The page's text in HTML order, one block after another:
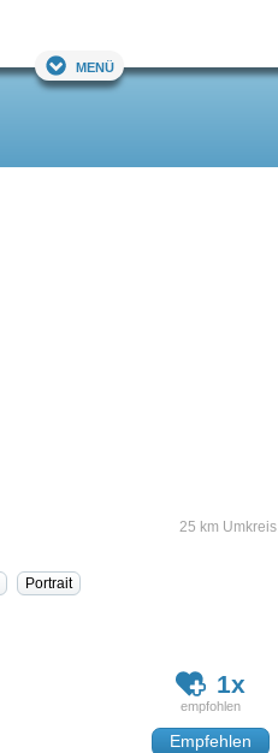
Menü
25 km Umkreis
Portrait
1x
Empfehlen